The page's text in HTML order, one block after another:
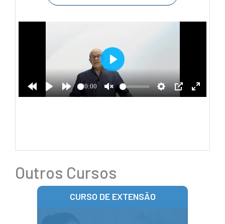
Outros Cursos
CURSO DE EXTENSÃO